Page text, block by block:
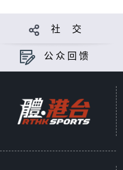
社 交
公众回馈